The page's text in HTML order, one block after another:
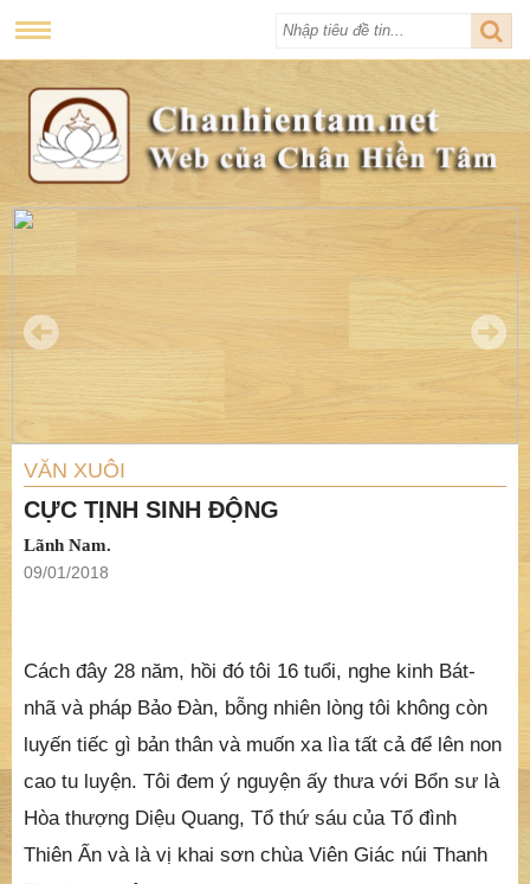
VĂN XUÔI
CỰC TỊNH SINH ĐỘNG
09/01/2018